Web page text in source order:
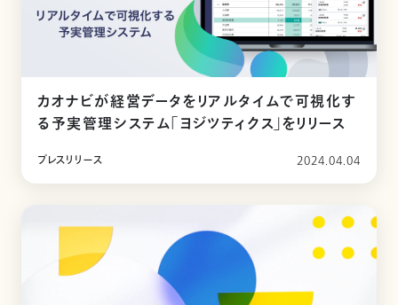
カオナビが経営データをリアルタイムで可視化す
る予実管理システム「ヨジツティクス」をリリース
プレスリリース 2024.04.04